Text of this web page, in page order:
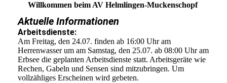
Willkommen beim AV Helmlingen-Muckenschopf
Aktuelle Informationen
Arbeitsdienste:
Am Freitag, den 24.07. finden ab 16:00 Uhr am
Herrenwasser um am Samstag, den 25.07. ab 08:00 Uhr am
Erbsee die geplanten Arbeitsdienste statt. Arbeitsgeräte wie
Rechen, Gabeln und Sensen sind mitzubringen. Um
vollzähliges Erscheinen wird gebeten.